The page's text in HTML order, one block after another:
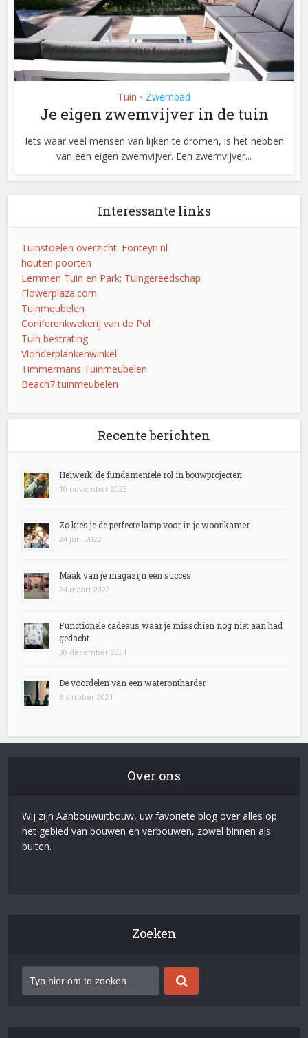
Tuin • Zwembad
Je eigen zwemvijver in de tuin
Iets waar veel mensen van lijken te dromen, is het hebben
van een eigen zwemvijver. Een zwemvijver...
Interessante links
Tuinstoelen overzicht: Fonteyn.nl
houten poorten
Lemmen Tuin en Park; Tuingereedschap
Flowerplaza.com
Tuinmeubelen
Coniferenkwekerij van de Pol
Tuin bestrating
Vlonderplankenwinkel
Timmermans Tuinmeubelen
Beach7 tuinmeubelen
Recente berichten
Heiwerk: de fundamentele rol in bouwprojecten
10 november 2023
Zo kies je de perfecte lamp voor in je woonkamer
24 juni 2022
Maak van je magazijn een succes
24 maart 2022
Functionele cadeaus waar je misschien nog niet aan had
gedacht
30 december 2021
De voordelen van een waterontharder
6 oktober 2021
Over ons
Wij zijn Aanbouwuitbouw, uw favoriete blog over alles op
het gebied van bouwen en verbouwen, zowel binnen als
buiten.
Zoeken